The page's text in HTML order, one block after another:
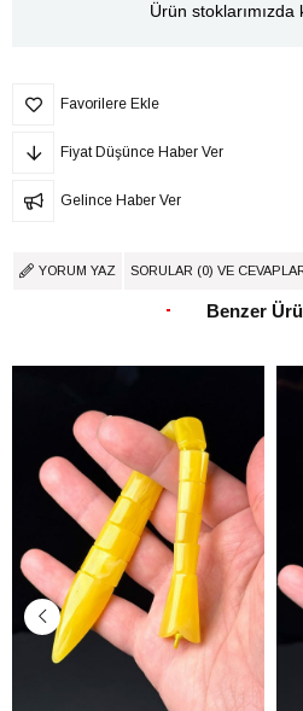
Ürün stoklarımızda
Favorilere Ekle
Fiyat Düşünce Haber Ver
Gelince Haber Ver
YORUM YAZ SORULAR (0) VE
Benzer